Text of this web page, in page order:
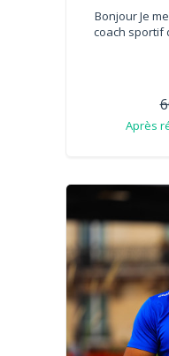
Bonjour Je
coach sportif
Après